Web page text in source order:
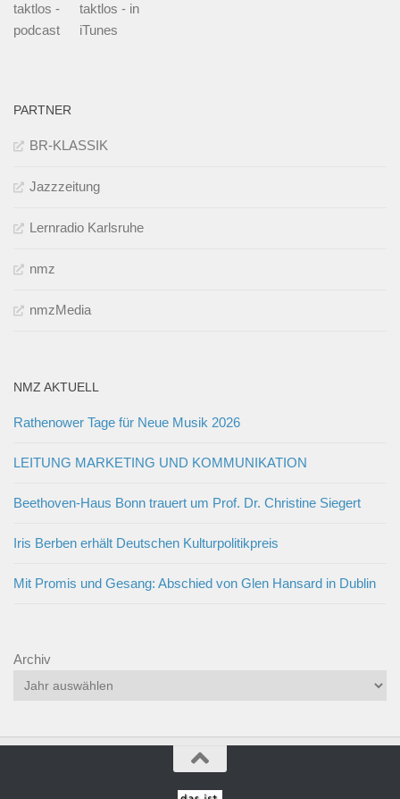
taktlos -
podcast
taktlos - in
iTunes
PARTNER
BR-KLASSIK
Jazzzeitung
Lernradio Karlsruhe
nmz
nmzMedia
NMZ AKTUELL
Rathenower Tage für Neue Musik 2026
LEITUNG MARKETING UND KOMMUNIKATION
Beethoven-Haus Bonn trauert um Prof. Dr. Christine Siegert
Iris Berben erhält Deutschen Kulturpolitikpreis
Mit Promis und Gesang: Abschied von Glen Hansard in Dublin
Archiv